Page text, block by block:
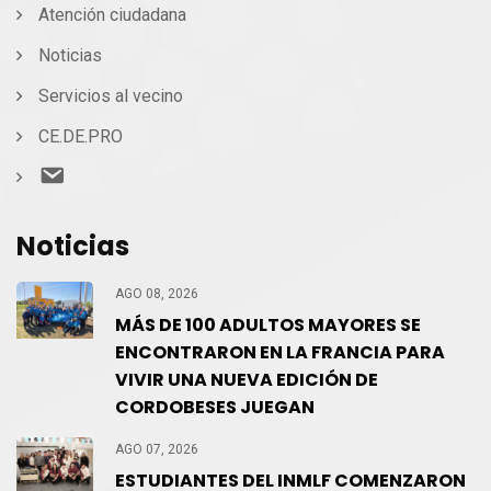
Atención ciudadana
Noticias
Servicios al vecino
CE.DE.PRO
Noticias
AGO 08, 2026
MÁS DE 100 ADULTOS MAYORES SE
ENCONTRARON EN LA FRANCIA PARA
VIVIR UNA NUEVA EDICIÓN DE
CORDOBESES JUEGAN
AGO 07, 2026
ESTUDIANTES DEL INMLF COMENZARON